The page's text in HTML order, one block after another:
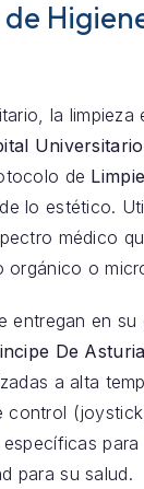
la limpieza
de
lo estético.
médico
orgánico o
entregan en su
De
a alta
control
para su salud.